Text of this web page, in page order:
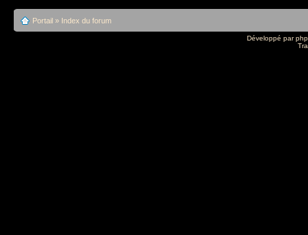
Portail » Index du forum
Développé par